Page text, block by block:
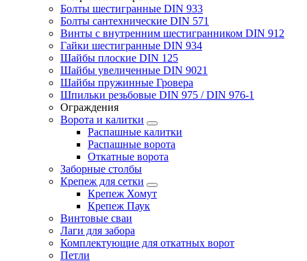
Болты шестигранные DIN 933
Болты сантехнические DIN 571
Винты с внутренним шестигранником DIN 912
Гайки шестигранные DIN 934
Шайбы плоские DIN 125
Шайбы увеличенные DIN 9021
Шайбы пружинные Гровера
Шпильки резьбовые DIN 975 / DIN 976-1
Ограждения
Ворота и калитки
Распашные калитки
Распашные ворота
Откатные ворота
Заборные столбы
Крепеж для сетки
Крепеж Хомут
Крепеж Паук
Винтовые сваи
Лаги для забора
Комплектующие для откатных ворот
Петли